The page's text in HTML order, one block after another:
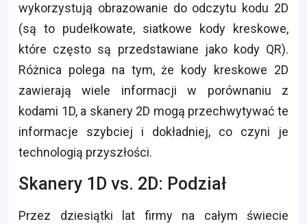
wykorzystują obrazowanie do odczytu kodu 2D
(są to pudełkowate, siatkowe kody kreskowe,
które często są przedstawiane jako kody QR).
Różnica polega na tym, że kody kreskowe 2D
zawierają wiele informacji w porównaniu z
kodami 1D, a skanery 2D mogą przechwytywać te
informacje szybciej i dokładniej, co czyni je
technologią przyszłości.
Skanery 1D vs. 2D: Podział
Przez dziesiątki lat firmy na całym świecie